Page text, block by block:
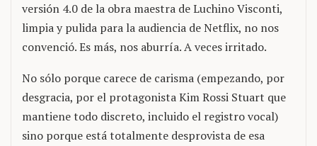
versión 4.0 de la obra maestra de Luchino Visconti,
limpia y pulida para la audiencia de Netflix, no nos
convenció. Es más, nos aburría. A veces irritado.
No sólo porque carece de carisma (empezando, por
desgracia, por el protagonista Kim Rossi Stuart que
mantiene todo discreto, incluido el registro vocal)
sino porque está totalmente desprovista de esa